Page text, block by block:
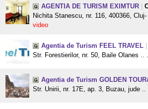
AGENTIA DE TURISM EXIMTUR
Nichita Stanescu, nr. 116, 400366,
video
Agentia de Turism FEEL TRAVEL
Str. Forestierilor, nr. 50, Baile Olanes ..
Agentia de Turism GOLDEN
Str. Unirii, nr. 17E, ap. 3, Buzau, jude ..